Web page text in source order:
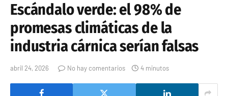
Escándalo verde: el 98% de
promesas climáticas de la
industria cárnica serían falsas
abril 24, 2026 No hay comentarios 4 minutos